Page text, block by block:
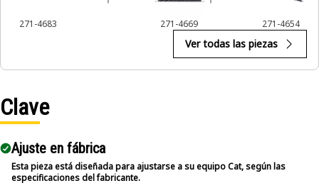
271-4683 271-4669 271-4654
Ver todas las piezas
Clave
Ajuste en fábrica
Esta pieza está diseñada para ajustarse a su equipo Cat, según las
especificaciones del fabricante.